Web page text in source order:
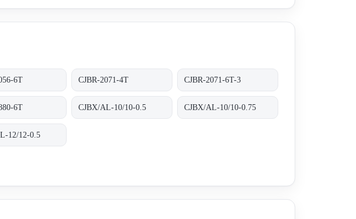
6T CJBR-2071-4T CJBR-2071-6T-3
6T CJBX/AL-10/10-0.5 CJBX/AL-10/10-0.75
12/12-0.5